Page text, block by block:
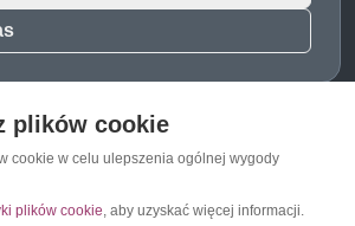
plików cookie
cookie w celu ulepszenia ogólnej wygody
plików cookie, aby uzyskać więcej informacji.